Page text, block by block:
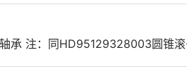
承 注：同HD95129328003圆锥滚